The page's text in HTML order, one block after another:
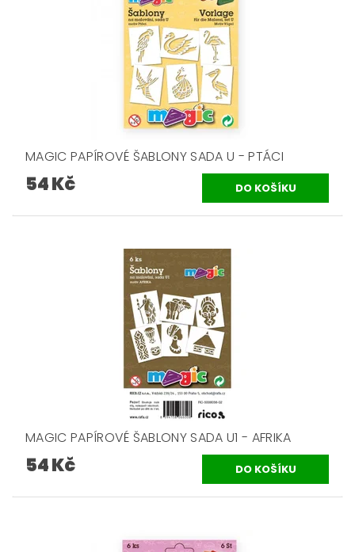
MAGIC PAPÍROVÉ ŠABLONY SADA U - PTÁCI
54 Kč
MAGIC PAPÍROVÉ ŠABLONY SADA U1 - AFRIKA
54 Kč